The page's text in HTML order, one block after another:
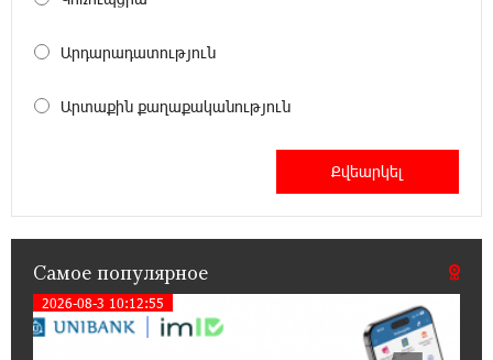
Новые финансовые навыки на «Давидбекских
Кругом война. А вас вводят в заблуждение.
Центр продаж и обслуживания Ucom в
Егварде возобновил работу по новому адресу
— ул. Ереванян, 3/47
Արդարադատություն
Արտաքին քաղաքականություն
Самое популярное
2026-08-3 10:12:55